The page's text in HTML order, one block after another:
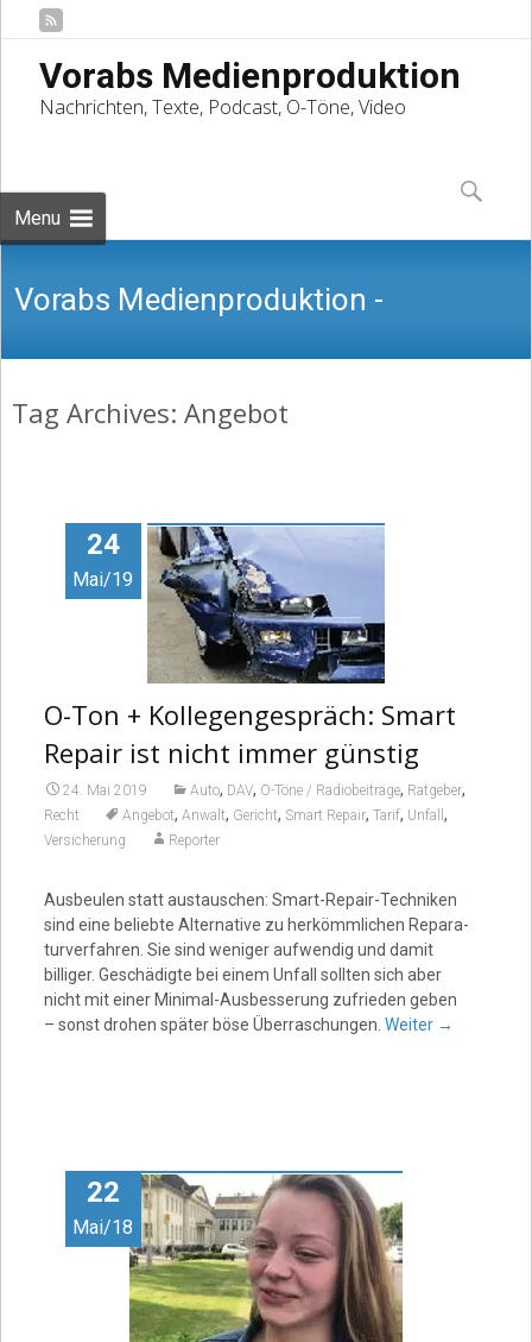
Vorabs Medienproduktion
Nachrichten, Texte, Podcast, O-Töne, Video
Menu
to
content
Suchen
nach:
Vorabs Medienproduktion -
Nachrichten, Texte, Podcast, O-Töne,
Video
Tag Archives: Angebot
24
Mai/19
O-Ton + Kollegengespräch: Smart
Repair ist nicht immer günstig
24. Mai 2019 Auto, DAV, O-Töne / Radiobeiträge, Ratgeber,
Recht Angebot, Anwalt, Gericht, Smart Repair, Tarif, Unfall ,
Versicherung Reporter
Ausbeulen statt austau­schen: Smart-Repair-Techniken
sind eine beliebte Alter­native zu herkömmlichen Repara­
tur­ver­fahren. Sie sind weniger aufwendig und damit
billiger. Geschädigte bei einem Unfall sollten sich aber
nicht mit einer Minimal-Ausbes­serung zufrieden geben
– sonst drohen später böse Überra­schungen. Weiter →
22
Mai/18